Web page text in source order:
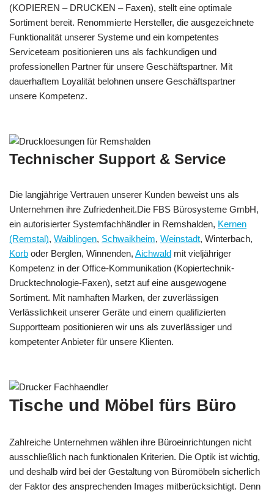
(KOPIEREN – DRUCKEN – Faxen), stellt eine optimale
Sortiment bereit. Renommierte Hersteller, die ausgezeichnete
Funktionalität unserer Systeme und ein kompetentes
Serviceteam positionieren uns als fachkundigen und
professionellen Partner für unsere Geschäftspartner. Mit
dauerhaftem Loyalität belohnen unsere Geschäftspartner
unsere Kompetenz.
Technischer Support & Service
Die langjährige Vertrauen unserer Kunden beweist uns als
Unternehmen ihre Zufriedenheit.Die FBS Bürosysteme GmbH,
ein autorisierter Systemfachhändler in Remshalden, Kernen
(Remstal), Waiblingen, Schwaikheim, Weinstadt, Winterbach,
Korb oder Berglen, Winnenden, Aichwald mit vieljähriger
Kompetenz in der Office-Kommunikation (Kopiertechnik-
Drucktechnologie-Faxen), setzt auf eine ausgewogene
Sortiment. Mit namhaften Marken, der zuverlässigen
Verlässlichkeit unserer Geräte und einem qualifizierten
Supportteam positionieren wir uns als zuverlässiger und
kompetenter Anbieter für unsere Klienten.
Tische und Möbel fürs Büro
Zahlreiche Unternehmen wählen ihre Büroeinrichtungen nicht
ausschließlich nach funktionalen Kriterien. Die Optik ist wichtig,
und deshalb wird bei der Gestaltung von Büromöbeln sicherlich
der Faktor des ansprechenden Images mitberücksichtigt. Denn